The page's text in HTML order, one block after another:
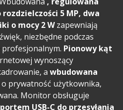
5 MP, dwa
o mocy 2 Wzapewniają
niezbędne podczas
Pionowykąt
wynoszący
a wbudowana
prywatność użytkownika,
Monitor obsługuje
portem USB-C do przesyłania